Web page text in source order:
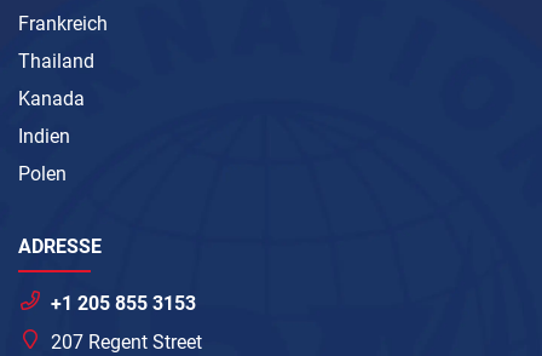
Frankreich
Thailand
Kanada
Indien
Polen
ADRESSE
+1 205 855 3153
207 Regent Street